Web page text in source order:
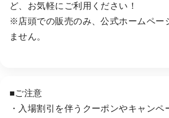
ど、お気軽にご利用ください！
※店頭での販売のみ、公式ホームペー
ません。
■ご注意
・入場割引を伴うクーポンやキャンペ